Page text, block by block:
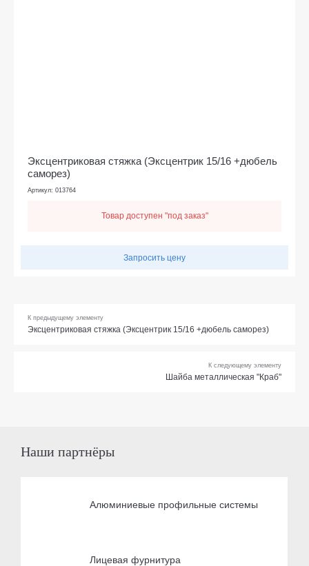
Эксцентриковая стяжка (Эксцентрик 15/16 +дюбель
саморез)
Артикул: 013764
Товар доступен "под заказ"
Запросить цену
К предыдущему элементу
Эксцентриковая стяжка (Эксцентрик 15/16 +дюбель саморез)
К следующему элементу
Шайба металлическая "Краб"
Наши партнёры
Алюминиевые профильные системы
Лицевая фурнитура